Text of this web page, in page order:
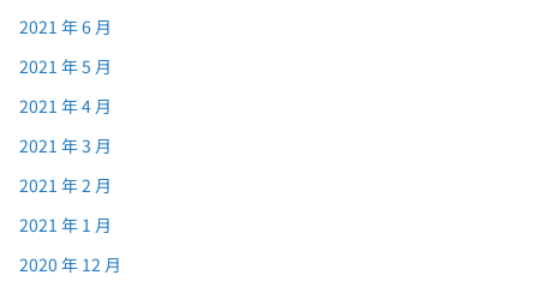
2021 年 6 月
2021 年 5 月
2021 年 4 月
2021 年 3 月
2021 年 2 月
2021 年 1 月
2020 年 12 月